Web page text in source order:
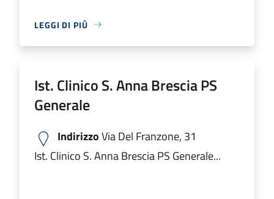
LEGGI DI PIÙ
Ist. Clinico S. Anna Brescia PS
Generale
IndirizzoVia Del Franzone, 31
Ist. Clinico S. Anna Brescia PS Generale...